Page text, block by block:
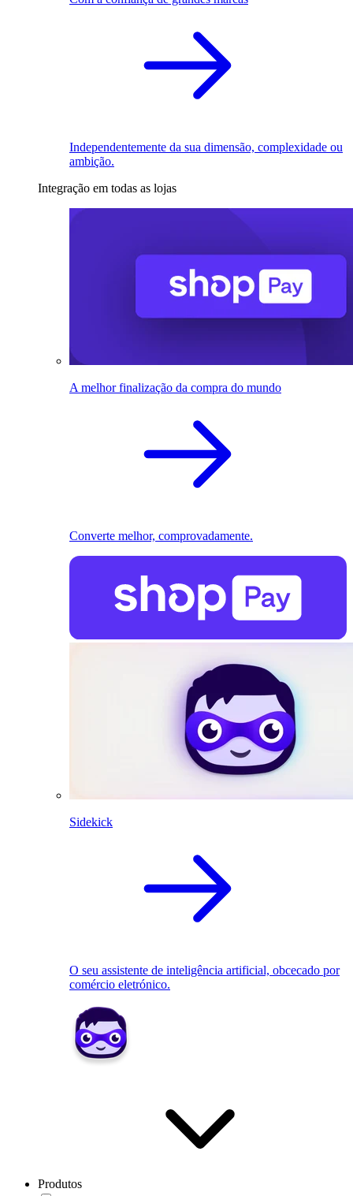
Independentemente da sua dimensão, complexidade ou
ambição.
Integração em todas as lojas
A melhor finalização da compra do mundo
Converte melhor, comprovadamente.
Sidekick
O seu assistente de inteligência artificial, obcecado por
comércio eletrónico.
Produtos